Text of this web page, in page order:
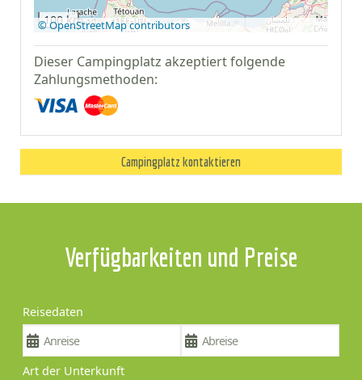
100 km
© OpenStreetMap contributors
Dieser Campingplatz akzeptiert folgende
Zahlungsmethoden:
Campingplatz kontaktieren
Verfügbarkeiten und Preise
Reisedaten
Art der Unterkunft